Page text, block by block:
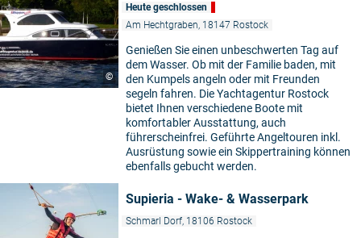
©
Heute geschlossen
Am Hechtgraben, 18147 Rostock
Genießen Sie einen unbeschwerten Tag auf
dem Wasser. Ob mit der Familie baden, mit
den Kumpels angeln oder mit Freunden
segeln fahren. Die Yachtagentur Rostock
bietet Ihnen verschiedene Boote mit
komfortabler Ausstattung, auch
führerscheinfrei. Geführte Angeltouren inkl.
Ausrüstung sowie ein Skippertraining können
ebenfalls gebucht werden.
Supieria - Wake- & Wasserpark
Schmarl Dorf, 18106 Rostock